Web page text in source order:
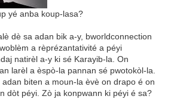
yé anba koup-lasa?
dè sa adan bik a-y, bworldconnection
a rèprézantativité a péyi
natirèl a-y ki sé Karayib-la. On
larèl a èspò-la pannan sé pwotokòl-la.
biten a moun-la èvè on drapo é on
dòt péyi. Zò ja konpwann ki péyi é sa?